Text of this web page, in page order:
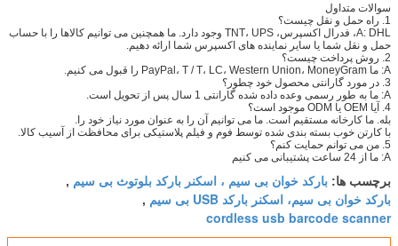
سوالات متداول
1. راه حمل و نقل چیست؟
A: DHL، فدرال اکسپرس، TNT، UPS وجود دارد. ما همچنین می توانیم کالاها را با حساب
حمل و نقل شما یا سایر نماینده های اکسپرس شما ارائه دهیم.
2. روش پرداخت چیست؟
A: ما PayPal، T / T، LC، Western Union، MoneyGram را قبول می کنیم.
3. در مورد گارانتی محصول خود چطور؟
A: ما به طور رسمی وعده داده شده گارانتی 1 سال پس از تحویل است.
4. آیا OEM یا ODM موجود است؟
بله. ما کارخانه مستقیم است. ما می توانیم آن را به عنوان مورد نیاز خود را.
با کارتن خوب بسته بندی شده توسط فوم و فیلم پلاستیکی برای محافظت از آسیب کالا.
5. من می توانم حمایت کنم؟
A: ما از 24 ساعت پشتیبانی می کنیم
برچسب ها: بارکد خوان بی سیم ، اسکنر بارکد بلوتوث بی سیم ,
بارکد خوان بی سیم، اسکنر بارکد USB بی سیم ,
cordless usb barcode scanner